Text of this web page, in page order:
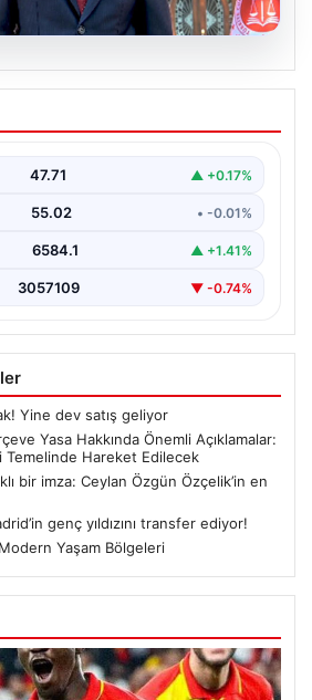
Çerçeve Yasa
Açıklamalar: Hukuk
Gürlek, terörle mücadelede yeni bir
yasanın yürürlüğe
47.71 ▲ +0.17%
55.02 • -0.01%
6584.1 ▲ +1.41%
3057109 ▼ -0.74%
Yine dev satış geliyor
Yasa Hakkında Önemli Açıklamalar:
Temelinde Hareket Edilecek
bir imza: Ceylan Özgün Özçelik’in en
genç yıldızını transfer ediyor!
Yaşam Bölgeleri